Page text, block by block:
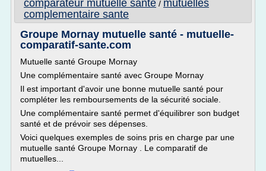
comparateur mutuelle sante / mutuelles
complementaire sante
Groupe Mornay mutuelle santé - mutuelle-
comparatif-sante.com
Mutuelle santé Groupe Mornay
Une complémentaire santé avec Groupe Mornay
Il est important d'avoir une bonne mutuelle santé pour
compléter les remboursements de la sécurité sociale.
Une complémentaire santé permet d'équilibrer son budget
santé et de prévoir ses dépenses.
Voici quelques exemples de soins pris en charge par une
mutuelle santé Groupe Mornay . Le comparatif de
mutuelles...